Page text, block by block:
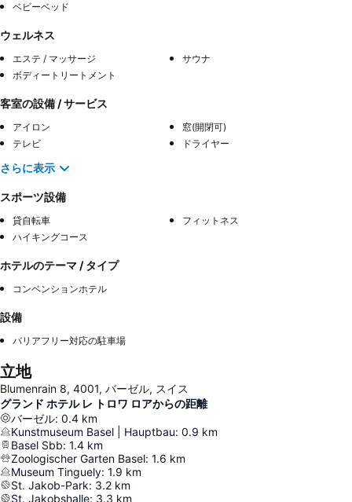
ベビーベッド
ウェルネス
エステ / マッサージ
サウナ
ボディートリートメント
客室の設備 / サービス
アイロン
窓(開閉可)
テレビ
ドライヤー
さらに表示
スポーツ設備
貸自転車
フィットネス
ハイキングコース
ホテルのテーマ / タイプ
コンベンションホテル
設備
バリアフリー対応の駐車場
立地
Blumenrain 8, 4001, バーゼル, スイス
グランド ホテル レ トロワ ロアからの距離
バーゼル: 0.4 km
Kunstmuseum Basel | Hauptbau: 0.9 km
Basel Sbb: 1.4 km
Zoologischer Garten Basel: 1.6 km
Museum Tinguely: 1.9 km
St. Jakob-Park: 3.2 km
St. Jakobshalle: 3.3 km